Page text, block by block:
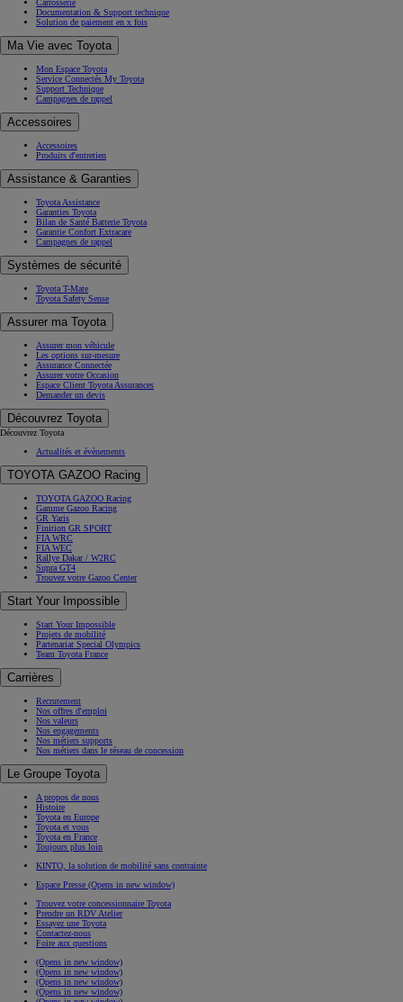
Documentation & Support technique
Solution de paiement en x fois
Ma Vie avec Toyota
Mon Espace Toyota
Service Connectés My Toyota
Support Technique
Campagnes de rappel
Accessoires
Accessoires
Produits d'entretien
Assistance & Garanties
Toyota Assistance
Garanties Toyota
Bilan de Santé Batterie Toyota
Garantie Confort Extracare
Campagnes de rappel
Systèmes de sécurité
Toyota T-Mate
Toyota Safety Sense
Assurer ma Toyota
Assurer mon véhicule
Les options sur-mesure
Assurance Connectée
Assurer votre Occasion
Espace Client Toyota Assurances
Demander un devis
Découvrez Toyota
Découvrez Toyota
Actualités et évènements
TOYOTA GAZOO Racing
TOYOTA GAZOO Racing
Gamme Gazoo Racing
GR Yaris
Finition GR SPORT
FIA WRC
FIA WEC
Rallye Dakar / W2RC
Supra GT4
Trouvez votre Gazoo Center
Start Your Impossible
Start Your Impossible
Projets de mobilité
Partenariat Special Olympics
Team Toyota France
Carrières
Recrutement
Nos offres d'emploi
Nos valeurs
Nos engagements
Nos métiers supports
Nos métiers dans le réseau de concession
Le Groupe Toyota
A propos de nous
Histoire
Toyota en Europe
Toyota et vous
Toyota en France
Toujours plus loin
KINTO, la solution de mobilité sans contrainte
Espace Presse (Opens in new window)
Trouvez votre concessionnaire Toyota
Prendre un RDV Atelier
Essayez une Toyota
Contactez-nous
Foire aux questions
(Opens in new window)
(Opens in new window)
(Opens in new window)
(Opens in new window)